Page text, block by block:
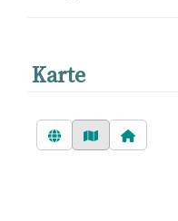
Karte